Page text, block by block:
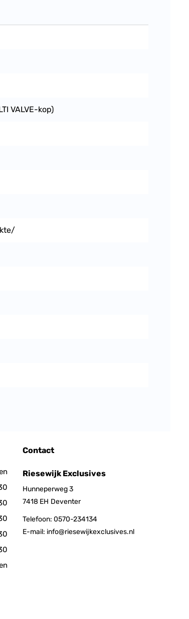
VALVE-kop)
Contact
Riesewijk Exclusives
Hunneperweg 3
7418 EH Deventer
Telefoon: 0570-234134
E-mail: info@riesewijkexclusives.nl